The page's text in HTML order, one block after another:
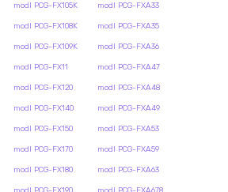
modl PCG-FX105K
modl PCG-FX108K
modl PCG-FX109K
modl PCG-FX11
modl PCG-FX120
modl PCG-FX140
modl PCG-FX150
modl PCG-FX170
modl PCG-FX180
modl PCG-FXA33
modl PCG-FXA35
modl PCG-FXA36
modl PCG-FXA47
modl PCG-FXA48
modl PCG-FXA49
modl PCG-FXA53
modl PCG-FXA59
modl PCG-FXA63